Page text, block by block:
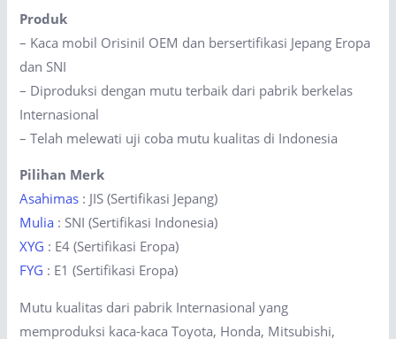
ke
Rumah
quantity
Produk
– Kaca mobil Orisinil OEM dan bersertifikasi Jepang Eropa
dan SNI
– Diproduksi dengan mutu terbaik dari pabrik berkelas
Internasional
– Telah melewati uji coba mutu kualitas di Indonesia
Pilihan Merk
Asahimas : JIS (Sertifikasi Jepang)
Mulia : SNI (Sertifikasi Indonesia)
XYG : E4 (Sertifikasi Eropa)
FYG : E1 (Sertifikasi Eropa)
Mutu kualitas dari pabrik Internasional yang
memproduksi kaca-kaca Toyota, Honda, Mitsubishi,